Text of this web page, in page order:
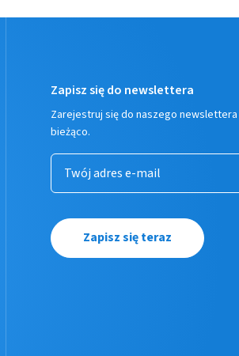
Zapisz się do newslettera
Zarejestruj się do naszego newslettera
bieżąco.
Zapisz się teraz